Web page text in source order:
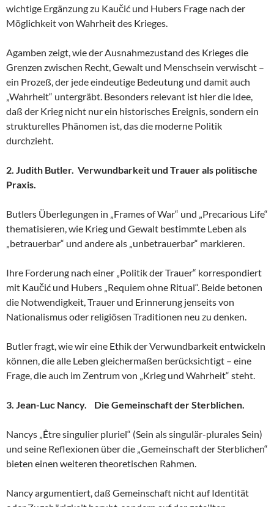
wichtige Ergänzung zu Kaučić und Hubers Frage nach der
Möglichkeit von Wahrheit des Krieges.
Agamben zeigt, wie der Ausnahmezustand des Krieges die
Grenzen zwischen Recht, Gewalt und Menschsein verwischt –
ein Prozeß, der jede eindeutige Bedeutung und damit auch
„Wahrheit“ untergräbt. Besonders relevant ist hier die Idee,
daß der Krieg nicht nur ein historisches Ereignis, sondern ein
strukturelles Phänomen ist, das die moderne Politik
durchzieht.
2. Judith Butler. Verwundbarkeit und Trauer als politische
Praxis.
Butlers Überlegungen in „Frames of War“ und „Precarious Life“
thematisieren, wie Krieg und Gewalt bestimmte Leben als
„betrauerbar“ und andere als „unbetrauerbar“ markieren.
Ihre Forderung nach einer „Politik der Trauer“ korrespondiert
mit Kaučić und Hubers „Requiem ohne Ritual“. Beide betonen
die Notwendigkeit, Trauer und Erinnerung jenseits von
Nationalismus oder religiösen Traditionen neu zu denken.
Butler fragt, wie wir eine Ethik der Verwundbarkeit entwickeln
können, die alle Leben gleichermaßen berücksichtigt – eine
Frage, die auch im Zentrum von „Krieg und Wahrheit“ steht.
3. Jean-Luc Nancy. Die Gemeinschaft der Sterblichen.
Nancys „Être singulier pluriel“ (Sein als singulär-plurales Sein)
und seine Reflexionen über die „Gemeinschaft der Sterblichen“
bieten einen weiteren theoretischen Rahmen.
Nancy argumentiert, daß Gemeinschaft nicht auf Identität